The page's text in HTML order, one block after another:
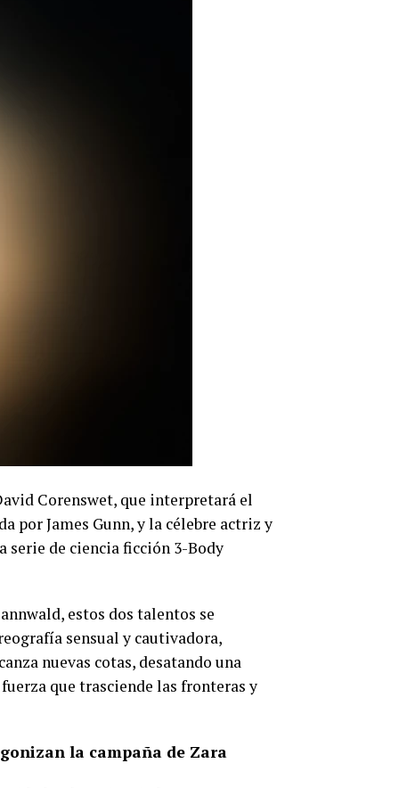
Corenswet, que interpretará el
por James Gunn, y la célebre actriz y
serie de ciencia ficción 3-Body
estos dos talentos se
sensual y cautivadora,
nuevas cotas, desatando una
que trasciende las fronteras y
la campaña de Zara